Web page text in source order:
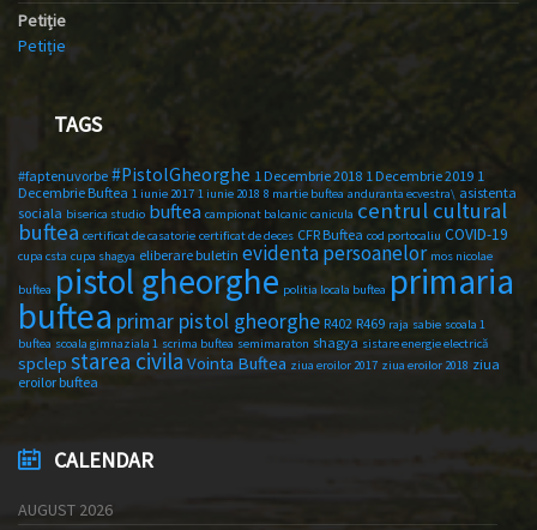
Petiție
Petiție
TAGS
#faptenuvorbe #PistolGheorghe 1 Decembrie 2018 1 Decembrie 2019 1
Decembrie Buftea 1 iunie 2017 1 iunie 2018 8 martie buftea anduranta ecvestra\ asistenta
sociala biserica studio buftea campionat balcanic canicula centrul cultural
buftea certificat de casatorie certificat de deces CFR Buftea cod portocaliu COVID-19
cupa csta cupa shagya eliberare buletin evidenta persoanelor mos nicolae
buftea pistol gheorghe politia locala buftea primaria
buftea primar pistol gheorghe R402 R469 raja sabie scoala 1
buftea scoala gimnaziala 1 scrima buftea semimaraton shagya sistare energie electrică
spclep starea civila Vointa Buftea ziua eroilor 2017 ziua eroilor 2018 ziua
eroilor buftea
CALENDAR
AUGUST 2026